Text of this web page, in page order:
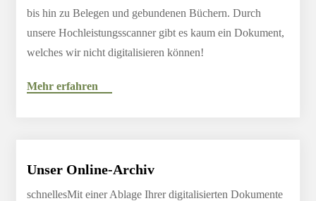
bis hin zu Belegen und gebundenen Büchern. Durch
unsere Hochleistungsscanner gibt es kaum ein Dokument,
welches wir nicht digitalisieren können!
Mehr erfahren
Unser Online-Archiv
schnellesMit einer Ablage Ihrer digitalisierten Dokumente